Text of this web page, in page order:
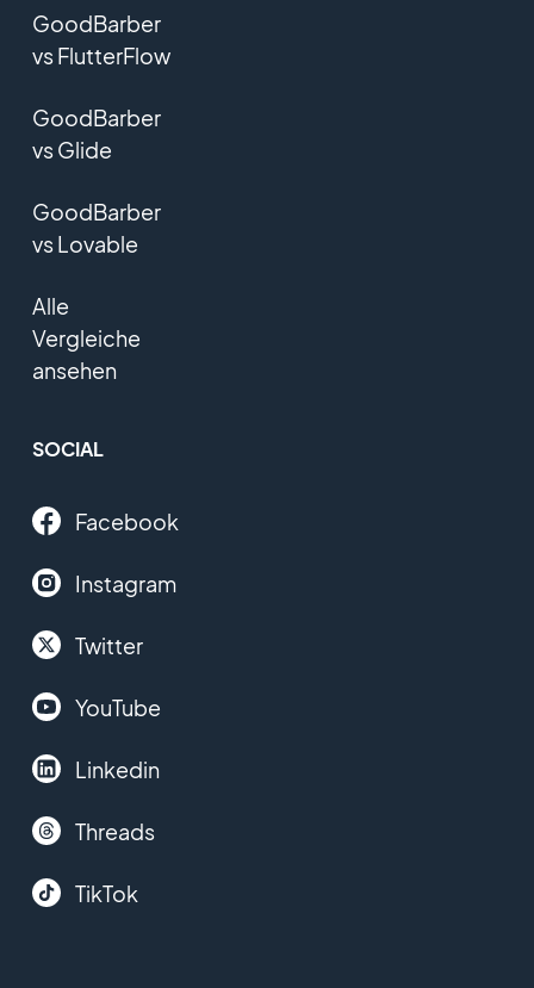
GoodBarber
vs FlutterFlow
GoodBarber
vs Glide
GoodBarber
vs Lovable
Alle
Vergleiche
ansehen
SOCIAL
Facebook
Instagram
Twitter
YouTube
Linkedin
Threads
TikTok